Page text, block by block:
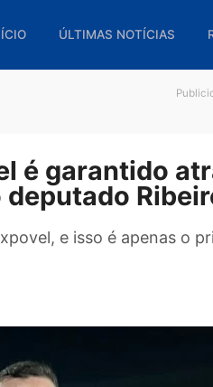
🏠 INÍCIO ÚLTIMAS
é
deputado
a Expovel, e isso é